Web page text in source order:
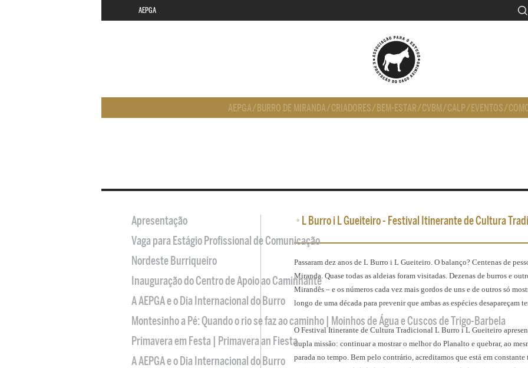
AEPGA
AEPGA/ BURRO DE MIRANDA/CRIADORES/ BEM-ESTAR/CVBM/CALP/ EVENTOS/
• L Burro i L Gueiteiro - Festival Itinerante de Cultura
Passaram dez anos de L Burro i L Gueiteiro. O balanço? Centenas de
Miranda. Quase todas as aldeias foram visitadas. Dezenas de burros e
Mirandês – e os números cada vez mais gordos de uns e de outros só
longo de uma década para prevenir que ambas as espécies desapareçam
O Festival Itinerante de Cultura Tradicional L Burro i L Gueiteiro
dupla missão: continuar a mostrar o melhor do Planalto e quebrar, ao
parada no tempo. Bem pelo contrário, acreditamos que está em constante
Apresentação
Vaga para Estágio Profissional de Comunicação
Nordeste Burriqueiro
Inauguração do Centro de Apoio ao Caminhante
A AEPGA e o Dia Internacional do Burro
Montesinho a Pé: Quando o rio se faz ao caminho | Moinhos de Água e Cuscos de Trigo-Barbela
Primavera em Festa | Primavera an Fiesta
A AEPGA e o Dia Internacional do Burro